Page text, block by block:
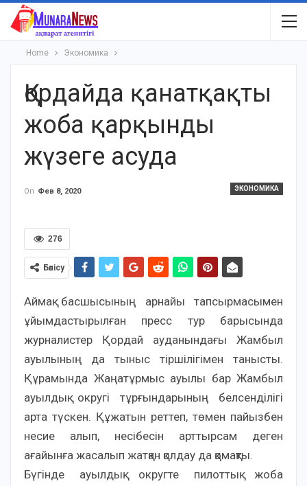
Home Экономика
Қордайда қанатқақты
жоба қарқынды
жүзеге асуда
ЭКОНОМИКА
On Фев 8, 2020
276
Бөлісу
Аймақ басшысының арнайы тапсырмасымен
ұйымдастырылған пресс тур барысында
журналистер Қордай ауданындағы Жамбыл
ауылының да тыныс тіршілігімен танысты.
Құрамында Жаңатұрмыс ауылы бар Жамбыл
ауылдық округі тұрғындарының белсенділігі
арта түскен. Құжатын реттеп, төмен пайызбен
несие алып, несібесін арттырсам деген
ағайынға жасалып жатқан қолдау да қомақты.
Бүгінде ауылдық округте пилоттық жоба